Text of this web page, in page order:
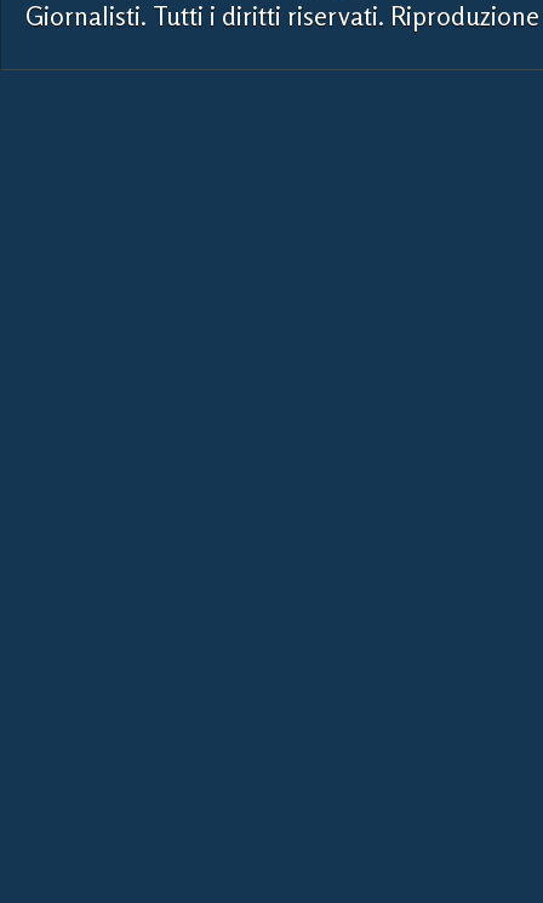
Giornalisti. Tutti i diritti riservati.